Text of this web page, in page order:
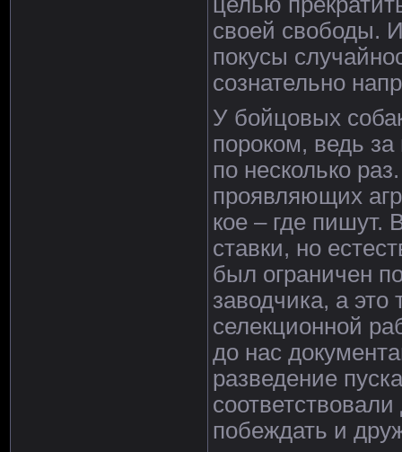
своей свободы.
покусы
сознательно
У бойцовых
пороком, ведь
по несколько
проявляющих
кое – где пишут.
ставки, но
был ограничен
заводчика, а
селекционной
до нас
разведение
побеждать и